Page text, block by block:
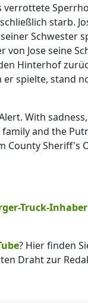
verrottete
starb.
Schwester
Jose seine
Hinterhof
spielte, stand
With
and the
Sheriff's
Truck-
? Hier finden
Draht zur